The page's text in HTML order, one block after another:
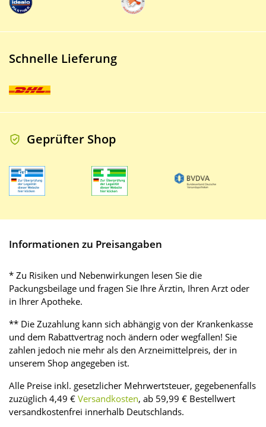
Schnelle Lieferung
Geprüfter Shop
Informationen zu Preisangaben
* Zu Risiken und Nebenwirkungen lesen Sie die
Packungsbeilage und fragen Sie Ihre Ärztin, Ihren Arzt oder
in Ihrer Apotheke.
** Die Zuzahlung kann sich abhängig von der Krankenkasse
und dem Rabattvertrag noch ändern oder wegfallen! Sie
zahlen jedoch nie mehr als den Arzneimittelpreis, der in
unserem Shop angegeben ist.
Alle Preise inkl. gesetzlicher Mehrwertsteuer, gegebenenfalls
zuzüglich 4,49 € Versandkosten, ab 59,99 € Bestellwert
versandkostenfrei innerhalb Deutschlands.